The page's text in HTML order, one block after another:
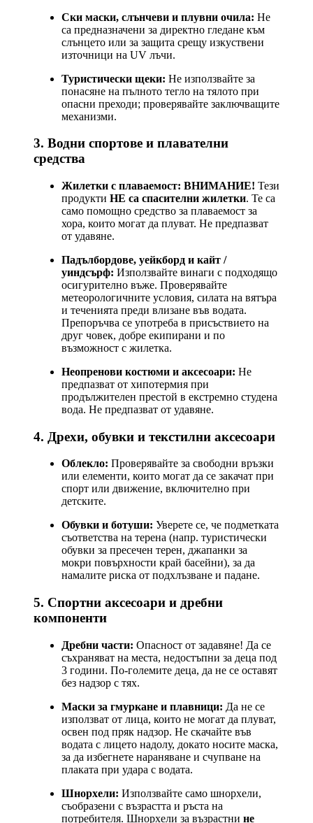
Ски маски, слънчеви и плувни очила: Не
са предназначени за директно гледане към
слънцето или за защита срещу изкуствени
източници на UV лъчи.
Туристически щеки: Не използвайте за
понасяне на пълното тегло на тялото при
опасни преходи; проверявайте заключващите
механизми.
3. Водни спортове и плавателни
средства
Жилетки с плаваемост: ВНИМАНИЕ! Тези
продукти НЕ са спасителни жилетки. Те са
само помощно средство за плаваемост за
хора, които могат да плуват. Не предпазват
от удавяне.
Падълбордове, уейкборд и кайт /
уиндсърф: Използвайте винаги с подходящо
осигурително въже. Проверявайте
метеорологичните условия, силата на вятъра
и теченията преди влизане във водата.
Препоръчва се употреба в присъствието на
друг човек, добре екипирани и по
възможност с жилетка.
Неопренови костюми и аксесоари: Не
предпазват от хипотермия при
продължителен престой в екстремно студена
вода. Не предпазват от удавяне.
4. Дрехи, обувки и текстилни аксесоари
Облекло: Проверявайте за свободни връзки
или елементи, които могат да се закачат при
спорт или движение, включително при
детските.
Обувки и ботуши: Уверете се, че подметката
съответства на терена (напр. туристически
обувки за пресечен терен, джапанки за
мокри повърхности край басейни), за да
намалите риска от подхлъзване и падане.
5. Спортни аксесоари и дребни
компоненти
Дребни части: Опасност от задавяне! Да се
съхраняват на места, недостъпни за деца под
3 години. По-големите деца, да не се оставят
без надзор с тях.
Маски за гмуркане и плавници: Да не се
използват от лица, които не могат да плуват,
освен под пряк надзор. Не скачайте във
водата с лицето надолу, докато носите маска,
за да избегнете нараняване и счупване на
плаката при удара с водата.
Шнорхели: Използвайте само шнорхели,
съобразени с възрастта и ръста на
потребителя. Шнорхели за възрастни не